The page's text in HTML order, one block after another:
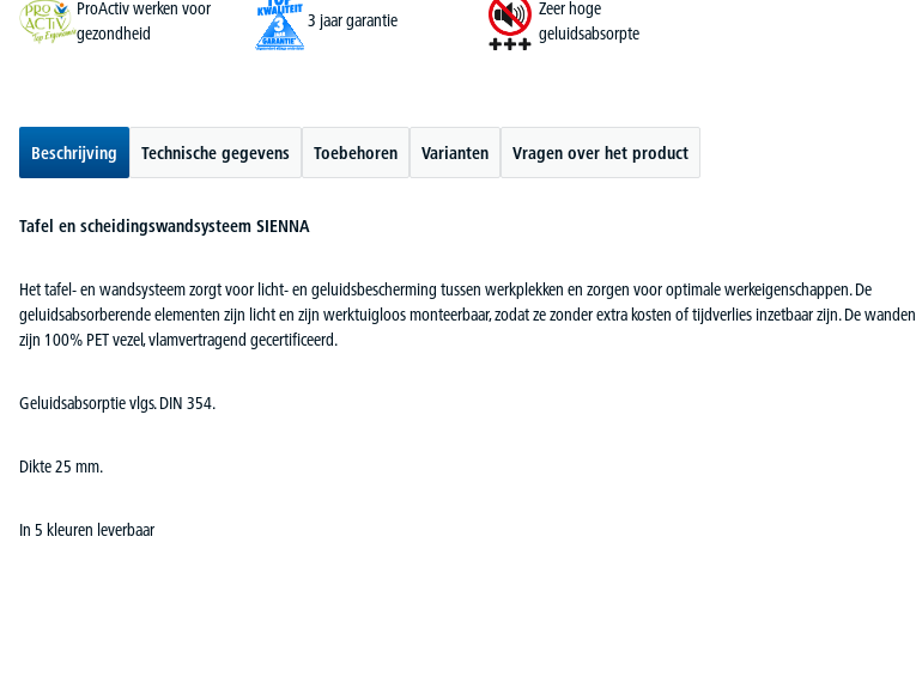
ProActiv werken voor
gezondheid
3 jaar garantie
Zeer hoge
geluidsabsorpte
Beschrijving Technische gegevens Toebehoren Varianten Vragen over het product
Tafel en scheidingswandsysteem SIENNA
Het tafel- en wandsysteem zorgt voor licht- en geluidsbescherming tussen werkplekken en zorgen voor optimale werkeigenschappen. De
geluidsabsorberende elementen zijn licht en zijn werktuigloos monteerbaar, zodat ze zonder extra kosten of tijdverlies inzetbaar zijn. De wanden
zijn 100% PET vezel, vlamvertragend gecertificeerd.
Geluidsabsorptie vlgs. DIN 354.
Dikte 25 mm.
In 5 kleuren leverbaar